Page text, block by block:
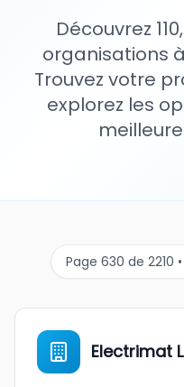
Découvrez
organisations
Trouvez votre
explorez les
Page 630 de 2210
Electrimat